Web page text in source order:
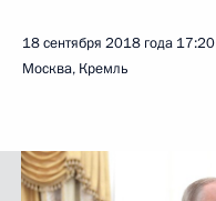
18 сентября 2018 года 17:20
Москва, Кремль